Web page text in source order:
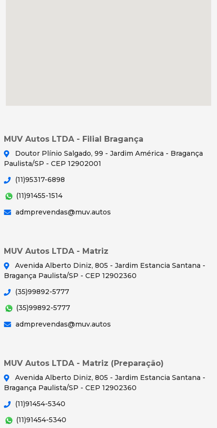
MUV Autos LTDA - Filial Bragança
Doutor Plínio Salgado, 99 - Jardim América - Bragança
Paulista/SP - CEP 12902001
(11)95317-6898
(11)91455-1514
admprevendas@muv.autos
MUV Autos LTDA - Matriz
Avenida Alberto Diniz, 805 - Jardim Estancia Santana -
Bragança Paulista/SP - CEP 12902360
(35)99892-5777
(35)99892-5777
admprevendas@muv.autos
MUV Autos LTDA - Matriz (Preparação)
Avenida Alberto Diniz, 805 - Jardim Estancia Santana -
Bragança Paulista/SP - CEP 12902360
(11)91454-5340
(11)91454-5340